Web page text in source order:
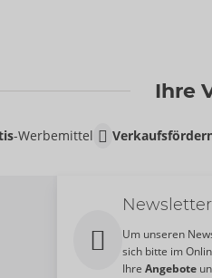
Ihre
-Werbemittel
Newsletter
Um unseren
sich bitte im
Ihre Angebote